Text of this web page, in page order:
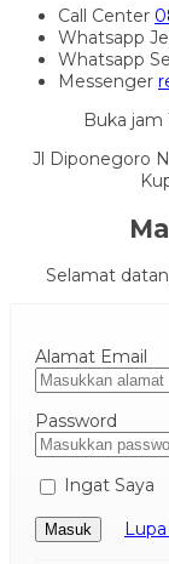
Call Center
Whatsapp
Whatsapp
Messenger
Buka
Jl Diponegoro
Selamat
Alamat Email
Password
Ingat Saya
Masuk